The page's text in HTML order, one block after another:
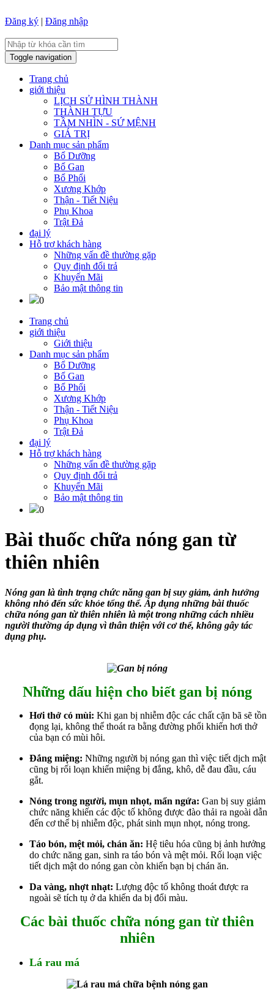
Đăng ký | Đăng nhập
Toggle navigation
Trang chủ
giới thiệu
LỊCH SỬ HÌNH THÀNH
THÀNH TỰU
TẦM NHÌN - SỨ MỆNH
GIÁ TRỊ
Danh mục sản phẩm
Bổ Dưỡng
Bổ Gan
Bổ Phổi
Xương Khớp
Thận - Tiết Niệu
Phụ Khoa
Trật Đả
đại lý
Hỗ trợ khách hàng
Những vấn đề thường gặp
Quy định đổi trả
Khuyến Mãi
Bảo mật thông tin
0
Trang chủ
giới thiệu
Giới thiệu
Danh mục sản phẩm
Bổ Dưỡng
Bổ Gan
Bổ Phổi
Xương Khớp
Thận - Tiết Niệu
Phụ Khoa
Trật Đả
đại lý
Hỗ trợ khách hàng
Những vấn đề thường gặp
Quy định đổi trả
Khuyến Mãi
Bảo mật thông tin
0
Bài thuốc chữa nóng gan từ
thiên nhiên
Nóng gan là tình trạng chức năng gan bị suy giảm, ảnh hưởng
không nhỏ đến sức khỏe tổng thể. Áp dụng những bài thuốc
chữa nóng gan từ thiên nhiên là một trong những cách nhiều
người thường áp dụng vì thân thiện với cơ thể, không gây tác
dụng phụ.
Những dấu hiện cho biết gan bị nóng
Hơi thở có mùi: Khi gan bị nhiễm độc các chất cặn bã sẽ tồn
đọng lại, không thể thoát ra bằng đường phổi khiến hơi thở
của bạn có mùi hôi.
Đắng miệng: Những người bị nóng gan thì việc tiết dịch mật
cũng bị rối loạn khiến miệng bị đắng, khô, dễ đau đầu, cáu
gắt.
Nóng trong người, mụn nhọt, mẩn ngứa: Gan bị suy giảm
chức năng khiến các độc tố không được đào thải ra ngoài dẫn
đến cơ thể bị nhiễm độc, phát sinh mụn nhọt, nóng trong.
Táo bón, mệt mỏi, chán ăn: Hệ tiêu hóa cũng bị ảnh hưởng
do chức năng gan, sinh ra táo bón và mệt mỏi. Rối loạn việc
tiết dịch mật do nóng gan còn khiến bạn bị chán ăn.
Da vàng, nhợt nhạt: Lượng độc tố không thoát được ra
ngoài sẽ tích tụ ở da khiến da bị đổi màu.
Các bài thuốc chữa nóng gan từ thiên
nhiên
Lá rau má